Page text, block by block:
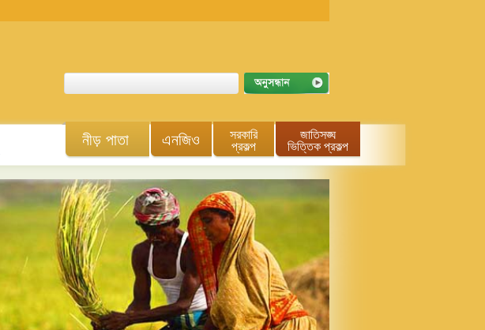
নীড় পাতা এনজিও
সরকারি
প্রকল্প
জাতিসঙ্ঘ
ভিত্তিক প্রকল্প